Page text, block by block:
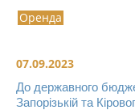
Оренда
07.09.2023
До державного
Запорізькій та